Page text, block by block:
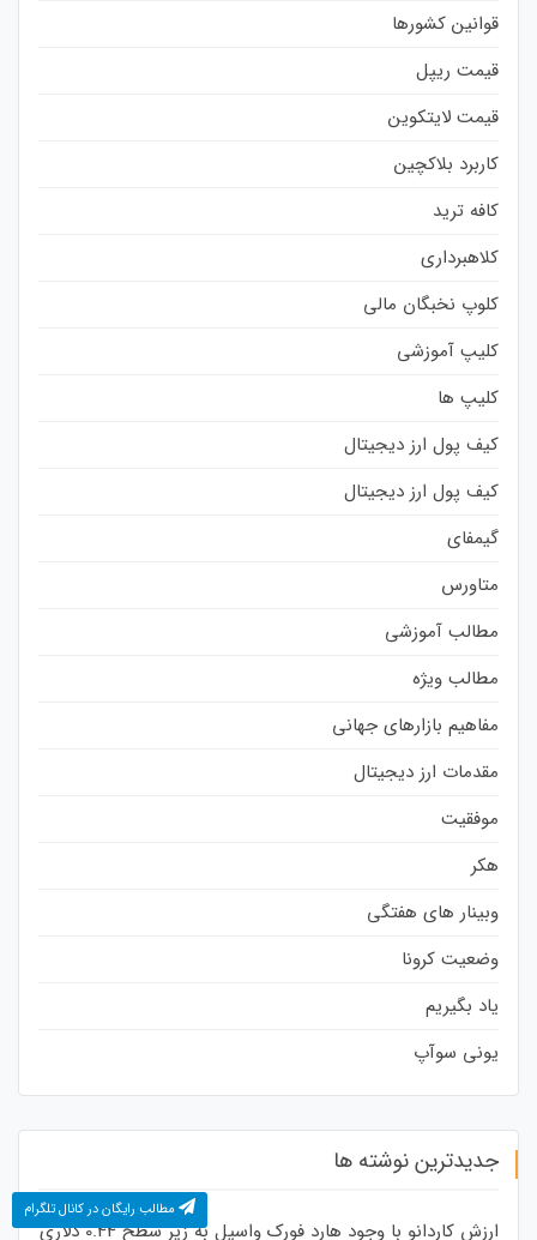
قوانین کشورها
قیمت ریپل
قیمت لایتکوین
کاربرد بلاکچین
کافه ترید
کلاهبرداری
کلوپ نخبگان مالی
کلیپ آموزشی
کلیپ ها
کیف پول ارز دیجیتال
کیف پول ارز دیجیتال
گیمفای
متاورس
مطالب آموزشی
مطالب ویژه
مفاهیم بازارهای جهانی
مقدمات ارز دیجیتال
موفقیت
هکر
وبینار های هفتگی
وضعیت کرونا
یاد بگیریم
یونی سوآپ
جدیدترین نوشته ها
ارزش کاردانو با وجود هارد فورک واسیل به زیر سطح 0.44 دلاری
مطالب رایگان در کانال تلگرام